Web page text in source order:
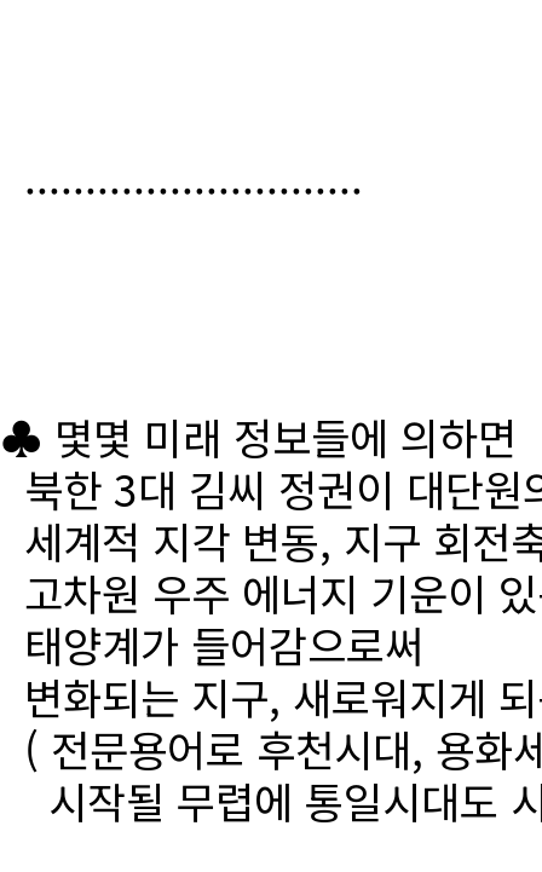
............................
♣ 몇몇 미래 정보들에 의하면
북한 3대 김씨 정권이 대단
세계적 지각 변동, 지구 회전
고차원 우주 에너지 기운이
태양계가 들어감으로써
변화되는 지구, 새로워지게
( 전문용어로 후천시대, 용화
시작될 무렵에 통일시대도